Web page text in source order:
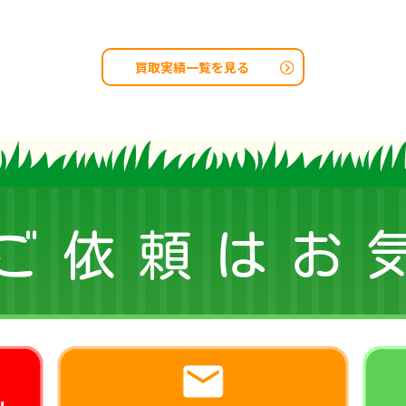
買取実績一覧を見る
依頼はお